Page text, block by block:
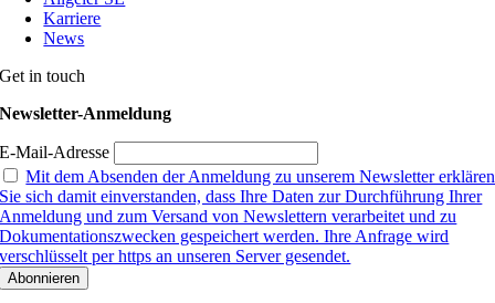
Karriere
News
Get in touch
Newsletter-Anmeldung
E-Mail-Adresse
Mit dem Absenden der Anmeldung zu unserem Newsletter erklären
Sie sich damit einverstanden, dass Ihre Daten zur Durchführung Ihrer
Anmeldung und zum Versand von Newslettern verarbeitet und zu
Dokumentationszwecken gespeichert werden. Ihre Anfrage wird
verschlüsselt per https an unseren Server gesendet.